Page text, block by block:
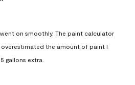
on smoothly. The paint calculator
overestimated the amount of paint I
gallons extra.